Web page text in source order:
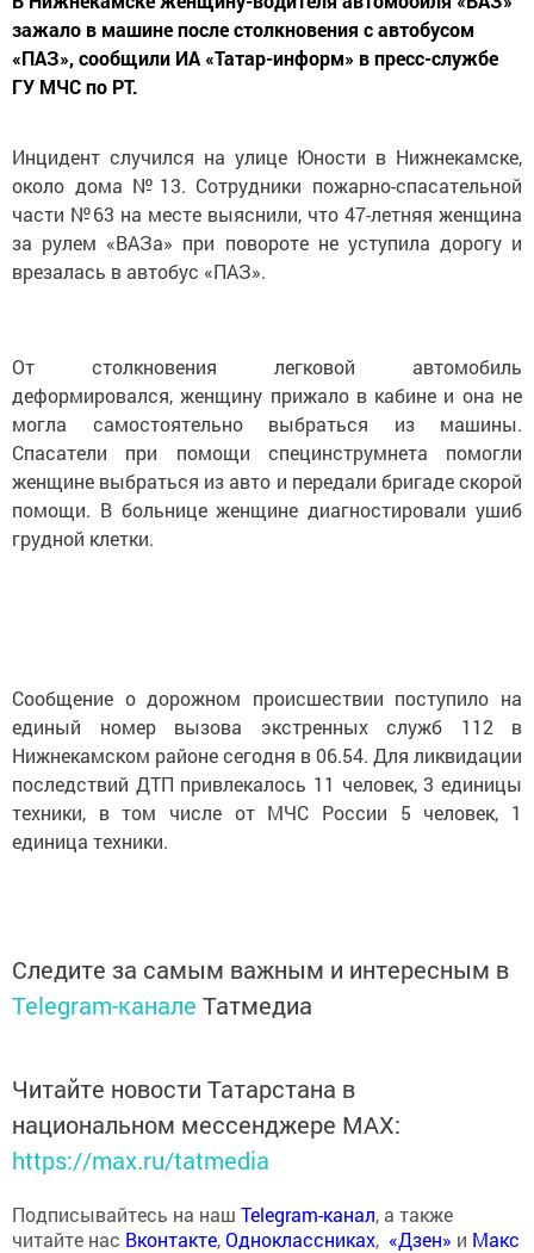
зажало в машине после столкновения с автобусом
«ПАЗ», сообщили ИА «Татар-информ» в пресс-службе
ГУ МЧС по РТ.
Инцидент случился на улице Юности в Нижнекамске,
около дома №13. Сотрудники пожарно-спасательной
части №63 на месте выяснили, что 47-летняя женщина
за рулем «ВАЗа» при повороте не уступила дорогу и
врезалась в автобус «ПАЗ».
От столкновения легковой автомобиль
деформировался, женщину прижало в кабине и она не
могла самостоятельно выбраться из машины.
Спасатели при помощи специнструмнета помогли
женщине выбраться из авто и передали бригаде скорой
помощи. В больнице женщине диагностировали ушиб
грудной клетки.
Сообщение о дорожном происшествии поступило на
единый номер вызова экстренных служб 112 в
Нижнекамском районе сегодня в 06.54. Для ликвидации
последствий ДТП привлекалось 11 человек, 3 единицы
техники, в том числе от МЧС России 5 человек, 1
единица техники.
Следите за самым важным и интересным в
Telegram-канале Татмедиа
Читайте новости Татарстана в
национальном мессенджере MАХ:
https://max.ru/tatmedia
Подписывайтесь на наш Telegram-канал, а также
читайте нас Вконтакте,Одноклассниках, «Дзен» и Макс